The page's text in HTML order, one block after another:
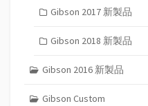
Gibson 2017 新製品
Gibson 2018 新製品
Gibson 2016 新製品
Gibson Custom